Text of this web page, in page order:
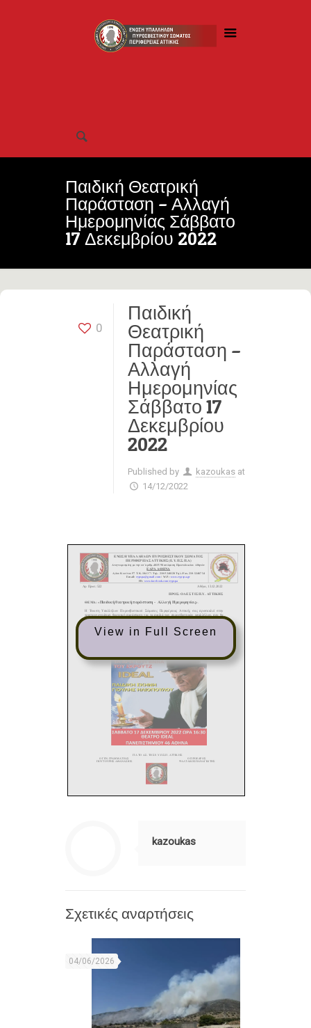
Παιδική Θεατρική
Παράσταση – Αλλαγή
Ημερομηνίας Σάββατο
17 Δεκεμβρίου 2022
0
Παιδική
Θεατρική
Παράσταση –
Αλλαγή
Ημερομηνίας
Σάββατο 17
Δεκεμβρίου
2022
Published by kazoukas at
14/12/2022
View in Full Screen
kazoukas
Σχετικές αναρτήσεις
04/06/2026